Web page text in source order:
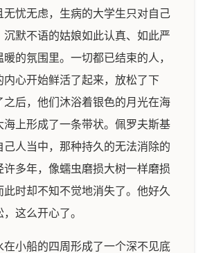
无忧无虑，生病的大学生只对自己
沉默不语的姑娘如此认真、如此严
的氛围里。一切都已结束的人，
内心开始鲜活了起来，放松了下
之后，他们沐浴着银色的月光在海
海上形成了一条带状。佩罗夫斯基
己人当中，那种持久的无法消除的
许多年，像蠕虫磨损大树一样磨损
时却不知不觉地消失了。他好久
这么开心了。
在小船的四周形成了一个深不见底